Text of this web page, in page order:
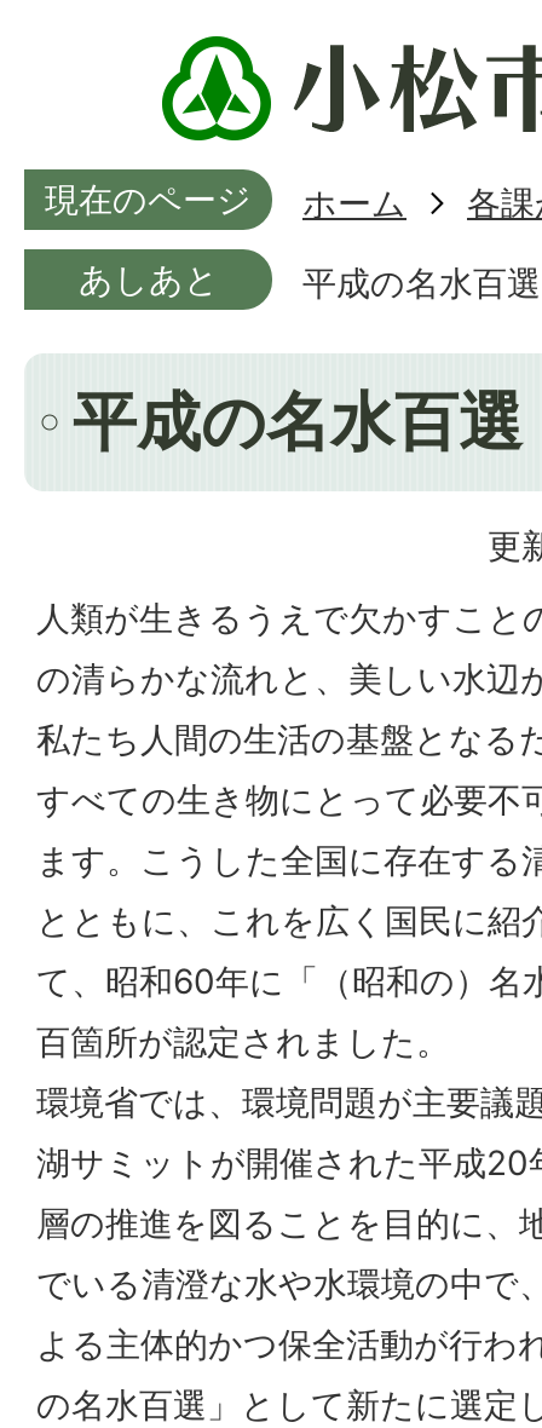
現在のページ ホーム
各
あしあと
平成の名水百
平成の名水百
更
人類が生きるうえで欠かすこと
の清らかな流れと、美しい水辺
私たち人間の生活の基盤となる
すべての生き物にとって必要不
ます。こうした全国に存在する
とともに、これを広く国民に紹
て、昭和60年に「（昭和の）名
百箇所が認定されました。
環境省では、環境問題が主要議
湖サミットが開催された平成20
層の推進を図ることを目的に、
でいる清澄な水や水環境の中で
よる主体的かつ保全活動が行わ
の名水百選」として新たに選定